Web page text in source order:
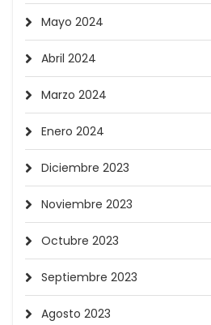
Mayo 2024
Abril 2024
Marzo 2024
Enero 2024
Diciembre 2023
Noviembre 2023
Octubre 2023
Septiembre 2023
Agosto 2023